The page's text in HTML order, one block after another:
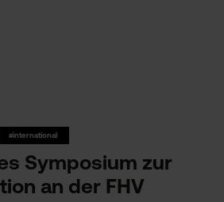
#international
Symposium zur
an der FHV